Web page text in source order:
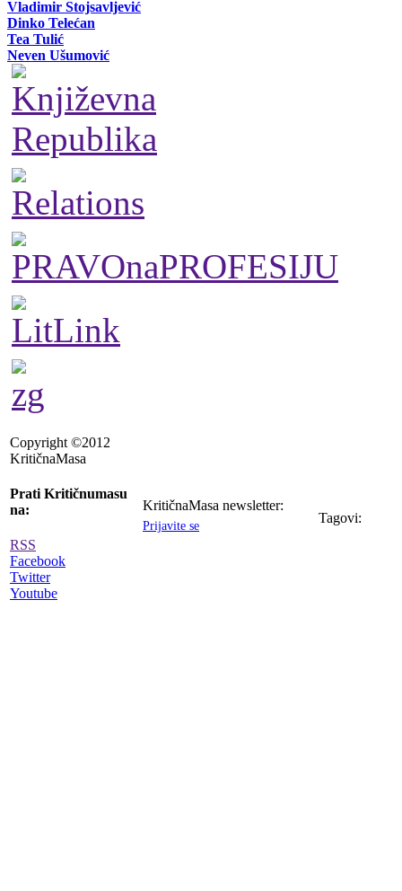
Vladimir Stojsavljević
Dinko Telećan
Tea Tulić
Neven Ušumović
Copyright ©2012
KritičnaMasa
Prati Kritičnumasu
na:
RSS
Facebook
Twitter
Youtube
KritičnaMasa newsletter:
Prijavite se
Tagovi: